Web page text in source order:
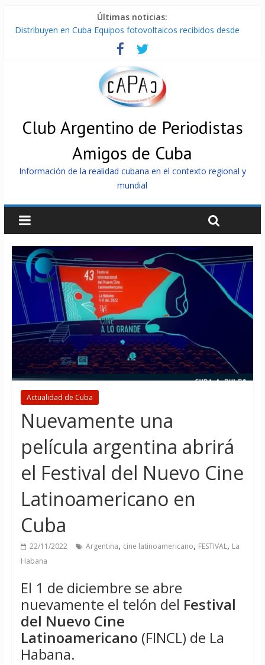
Últimas noticias:
Distribuyen en Cuba Equipos fotovoltaicos recibidos desde
La ONU condena medidas de EE.UU contra Cuba
Cuba alerta sobre doctrina militar de dominación de EEUU
Nuevas sanciones de EEUU contra Cuba apuntan a la
cooperación militar con Rusia y China
Brutal represión contra los que marchan para que no se
venda la patria
Club Argentino de Periodistas
Amigos de Cuba
Información de la realidad cubana en el contexto regional y
mundial
Actualidad de Cuba
Nuevamente una
película argentina abrirá
el Festival del Nuevo Cine
Latinoamericano en
Cuba
22/11/2022 Argentina, cine latinoamericano, FESTIVAL, La
Habana
El 1 de diciembre se abre
nuevamente el telón del Festival
del Nuevo Cine
Latinoamericano (FINCL) de La
Habana.